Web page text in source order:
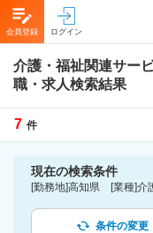
会員登録 ログイン
介護・福祉関連サー
職・求人検索結果
7 件
現在の検索条件
条件の変更